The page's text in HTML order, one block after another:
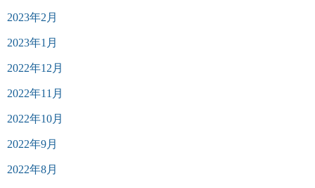
2023年2月
2023年1月
2022年12月
2022年11月
2022年10月
2022年9月
2022年8月